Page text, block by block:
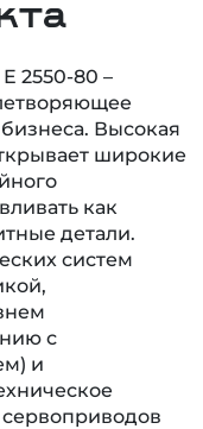
2550-80 –
Высокая
широкие
как
детали.
систем
с
и